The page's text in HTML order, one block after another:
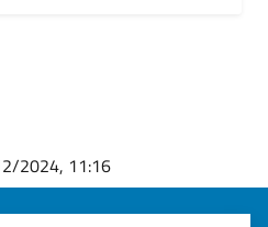
2024, 11:16